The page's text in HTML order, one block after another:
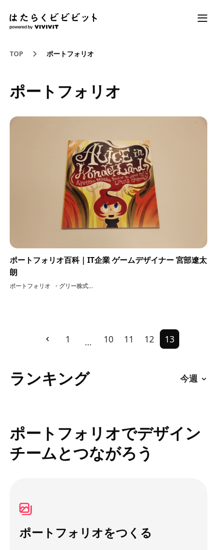
TOP ポートフォリオ
ポートフォリオ
ポートフォリオ百科｜IT企業 ゲームデザイナー 宮部遼太
朗
ポートフォリオ グリー株式会社グラフィッカーソーシャルゲーム
1 … 10 11 12 13
ランキング
ポートフォリオでデザイン
チームとつながろう
ポートフォリオをつくる